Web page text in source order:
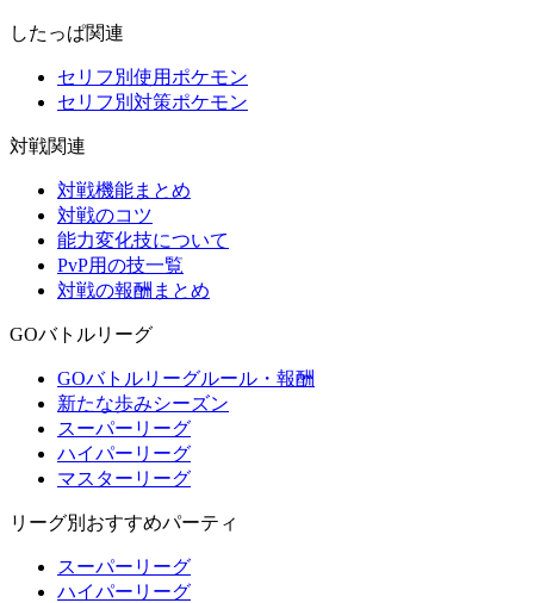
したっぱ関連
セリフ別使用ポケモン
セリフ別対策ポケモン
対戦関連
対戦機能まとめ
対戦のコツ
能力変化技について
PvP用の技一覧
対戦の報酬まとめ
GOバトルリーグ
GOバトルリーグルール・報酬
新たな歩みシーズン
スーパーリーグ
ハイパーリーグ
マスターリーグ
リーグ別おすすめパーティ
スーパーリーグ
ハイパーリーグ